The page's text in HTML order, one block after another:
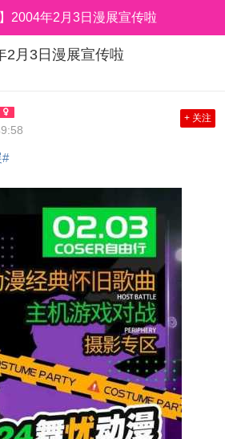
2004年2月3日漫展宣传啦
2月3日漫展宣传啦
+ 关注
#